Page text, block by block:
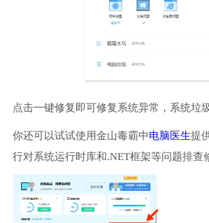
点击一键修复即可修复系统异常，系统垃
你还可以试试使用金山毒霸中电脑医生提
行对系统运行时库和.NET框架等问题排查